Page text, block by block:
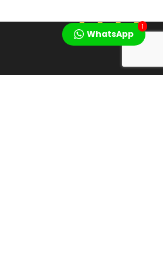
WhatsApp
1